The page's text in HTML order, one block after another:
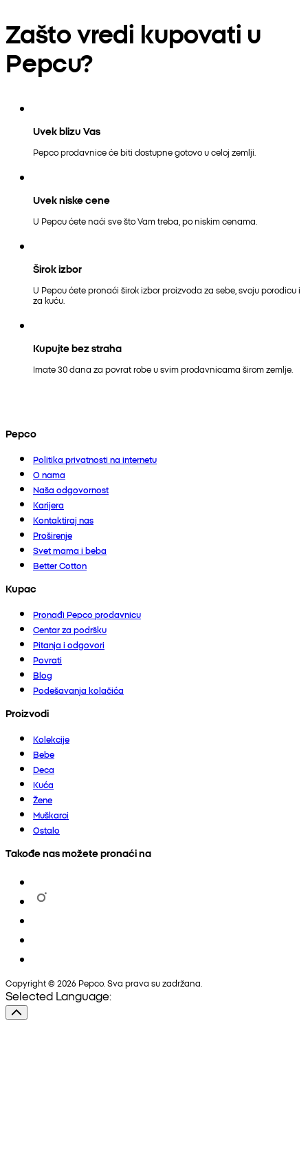
Zašto vredi kupovati u
Pepcu?
Uvek blizu Vas
Pepco prodavnice će biti dostupne gotovo u celoj zemlji.
Uvek niske cene
U Pepcu ćete naći sve što Vam treba, po niskim cenama.
Širok izbor
U Pepcu ćete pronaći širok izbor proizvoda za sebe, svoju porodicu i
za kuću.
Kupujte bez straha
Imate 30 dana za povrat robe u svim prodavnicama širom zemlje.
Pepco
Politika privatnosti na internetu
O nama
Naša odgovornost
Karijera
Kontaktiraj nas
Proširenje
Svet mama i beba
Better Cotton
Kupac
Pronađi Pepco prodavnicu
Centar za podršku
Pitanja i odgovori
Povrati
Blog
Podešavanja kolačića
Proizvodi
Kolekcije
Bebe
Deca
Kuća
Žene
Muškarci
Ostalo
Takođe nas možete pronaći na
Copyright © 2026 Pepco. Sva prava su zadržana.
Selected Language: